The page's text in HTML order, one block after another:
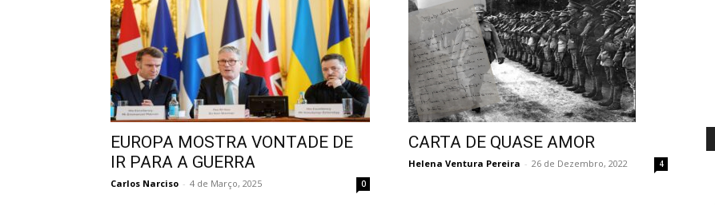
EUROPA MOSTRA VONTADE DE
IR PARA A GUERRA
Carlos Narciso - 4 de Março, 2025 0
CARTA DE QUASE AMOR
Helena Ventura Pereira - 26 de Dezembro, 2022 4